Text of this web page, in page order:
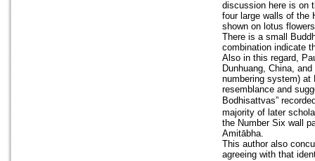
discussion here is on
four large walls of the
shown on lotus
There is a small
combination indicate
Also in this regard,
Dunhuang, China,
numbering system) at
resemblance and
Bodhisattvas”
majority of later
the Number Six wall
Amitābha.
This author also
agreeing with that